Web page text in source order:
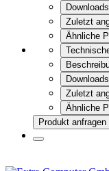
Downloads
Zuletzt
Ähnliche
Downloads
Zuletzt
Ähnliche
Produkt anfragen